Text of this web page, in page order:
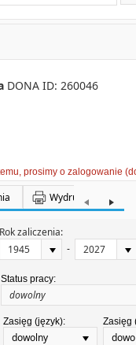
DONA ID: 260046
prosimy o zalogowanie
Wydruki
Rok zaliczenia:
-
Status pracy:
Zasięg (język):
dowolny
Zasięg